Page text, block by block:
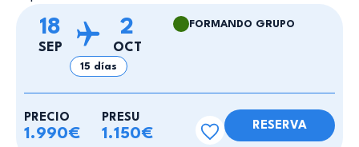
18
SEP
2
OCT
15 días
FORMANDO GRUPO
PRECIO PRESU
1.990€ 1.150€
RESERVA